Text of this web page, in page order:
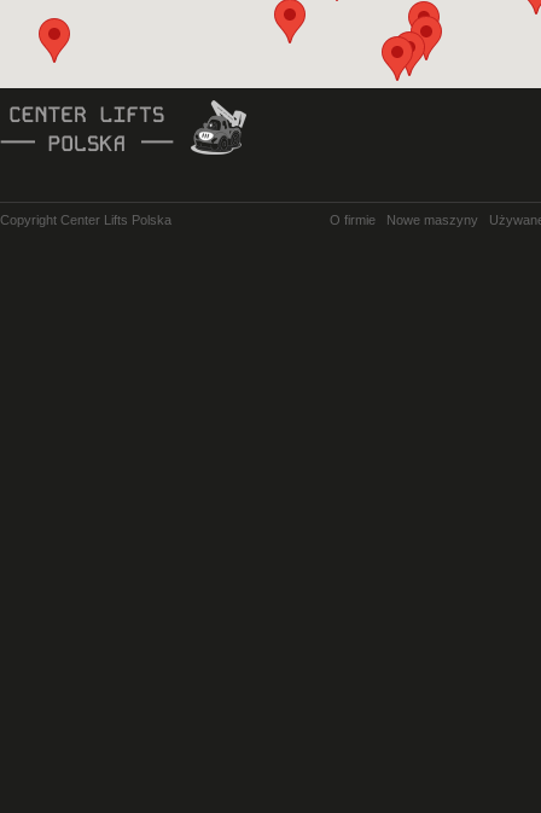
Copyright Center Lifts Polska O firmie Nowe maszyny